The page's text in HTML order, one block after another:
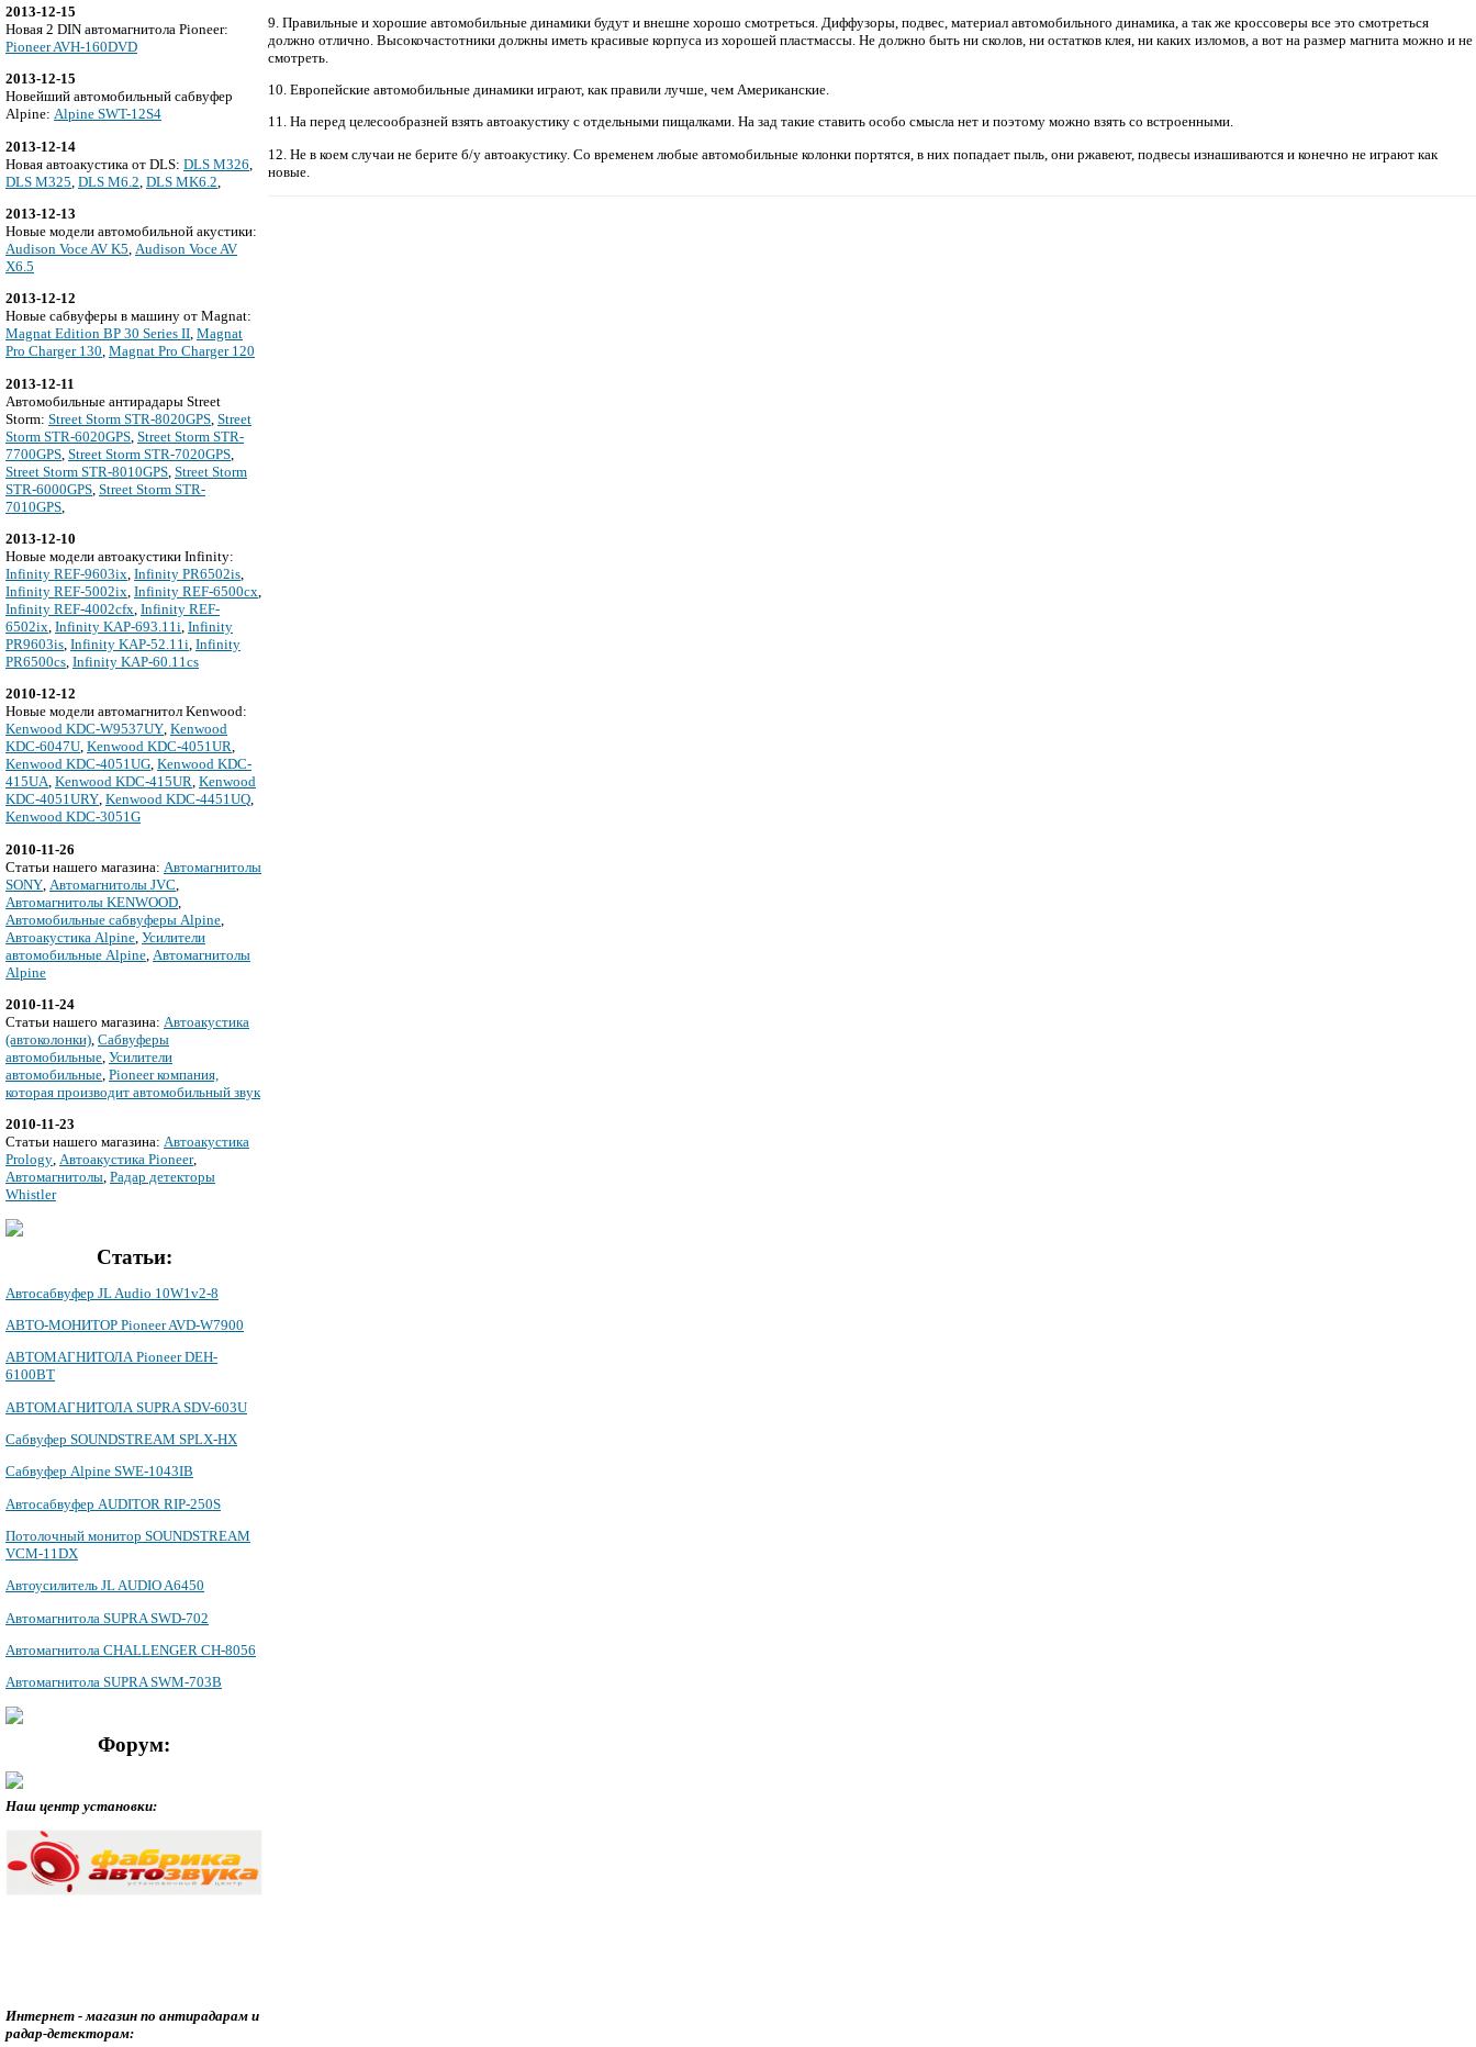
2013-12-15
Новая 2 DIN автомагнитола Pioneer:
Pioneer AVH-160DVD
2013-12-15
Новейший автомобильный сабвуфер
Alpine: Alpine SWT-12S4
2013-12-14
Новая автоакустика от DLS: DLS M326
DLS M325 DLS M6.2 DLS MK6.2
2013-12-13
Новые модели автомобильной акустики:
Audison Voce AV K5, Audison Voce AV
X6.5
2013-12-12
Новые сабвуферы в машину от Magnat:
Magnat Edition BP 30 Series II, Magnat
Pro Charger 130, Magnat Pro Charger 120
2013-12-11
Автомобильные антирадары Street
Storm: Street Storm STR-8020GPS Street
Storm STR-6020GPS Street Storm STR-
7700GPS Street Storm STR-7020GPS
Street Storm STR-8010GPS Street Storm
STR-6000GPS Street Storm STR-
7010GPS
2013-12-10
Новые модели автоакустики Infinity:
Infinity REF-9603ix, Infinity PR6502is,
Infinity REF-5002ix, Infinity REF-6500cx,
Infinity REF-4002cfx, Infinity REF-
6502ix, Infinity KAP-693.11i, Infinity
PR9603is, Infinity KAP-52.11i, Infinity
PR6500cs, Infinity KAP-60.11cs
2010-12-12
Новые модели автомагнитол Kenwood:
Kenwood KDC-W9537UY, Kenwood
KDC-6047U, Kenwood KDC-4051UR,
Kenwood KDC-4051UG, Kenwood KDC-
415UA, Kenwood KDC-415UR, Kenwood
KDC-4051URY, Kenwood KDC-4451UQ,
Kenwood KDC-3051G
2010-11-26
Cтатьи нашего магазина: Автомагнитолы
SONY Автомагнитолы JVC
Автомагнитолы KENWOOD
Автомобильные сабвуферы Alpine
Автоакустика Alpine Усилители
автомобильные Alpine Автомагнитолы
Alpine
2010-11-24
Cтатьи нашего магазина: Автоакустика
(автоколонки), Сабвуферы
автомобильные, Усилители
автомобильные, Pioneer компания,
которая производит автомобильный звук
2010-11-23
Cтатьи нашего магазина: Автоакустика
Prology, Автоакустика Pioneer,
Автомагнитолы, Радар детекторы
Whistler
Статьи:
Автосабвуфер JL Audio 10W1v2-8
АВТО-МОНИТОР Pioneer AVD-W7900
АВТОМАГНИТОЛА Pioneer DEH-
6100BT
АВТОМАГНИТОЛА SUPRA SDV-603U
Сабвуфер SOUNDSTREAM SPLX-HX
Сабвуфер Alpine SWE-1043IB
Автосабвуфер AUDITOR RIP-250S
Потолочный монитор SOUNDSTREAM
VCM-11DX
Автоусилитель JL AUDIO A6450
Автомагнитола SUPRA SWD-702
Автомагнитола CHALLENGER CH-8056
Автомагнитола SUPRA SWM-703B
Форум:
Наш центр установки:
Интернет - магазин по антирадарам и
радар-детекторам:
9. Правильные и хорошие автомобильные динамики будут и внешне хорошо смотреться. Диффузоры, подвес, материал автомобильного динамика, а так же кроссоверы все это смотреться
должно отлично. Высокочастотники должны иметь красивые корпуса из хорошей пластмассы. Не должно быть ни сколов, ни остатков клея, ни каких изломов, а вот на размер магнита можно и не
смотреть.
10. Европейские автомобильные динамики играют, как правили лучше, чем Американские.
11. На перед целесообразней взять автоакустику с отдельными пищалками. На зад такие ставить особо смысла нет и поэтому можно взять со встроенными.
12. Не в коем случаи не берите б/у автоакустику. Со временем любые автомобильные колонки портятся, в них попадает пыль, они ржавеют, подвесы изнашиваются и конечно не играют как
новые.